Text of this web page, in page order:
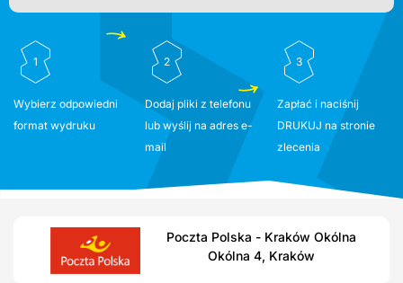
1
Wybierz odpowiedni
format wydruku
2
Dodaj pliki z telefonu
lub wyślij na adres e-
mail
3
Zapłać i naciśnij
DRUKUJ na stronie
zlecenia
Poczta Polska - Kraków Okólna
Okólna 4, Kraków